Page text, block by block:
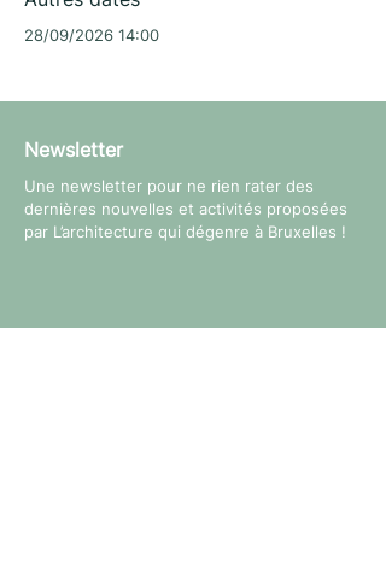
28/09/2026 14:00
Newsletter
Une newsletter pour ne rien rater des
dernières nouvelles et activités proposées
par L’architecture qui dégenre à Bruxelles !